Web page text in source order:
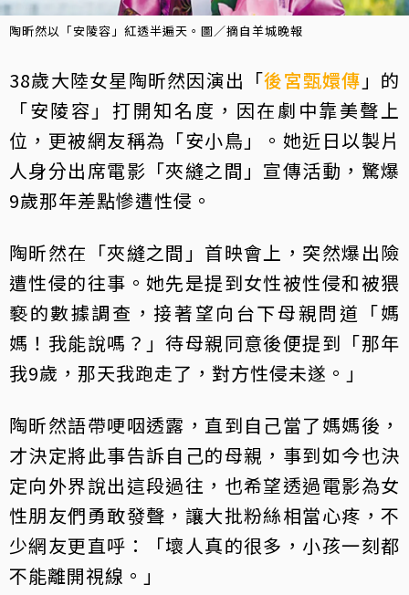
陶昕然以「安陵容」紅透半遍天。圖／摘自羊城晚報
38歲大陸女星陶昕然因演出「後宮甄嬛傳 」的
「安陵容」打開知名度，因在劇中靠美聲上
位，更被網友稱為「安小鳥」。她近日以製片
人身分出席電影「夾縫之間」宣傳活動，驚爆
9歲那年差點慘遭性侵。
陶昕然在「夾縫之間」首映會上，突然爆出險
遭性侵的往事。她先是提到女性被性侵和被猥
褻的數據調查，接著望向台下母親問道「媽
媽！我能說嗎？」待母親同意後便提到「那年
我9歲，那天我跑走了，對方性侵未遂。」
陶昕然語帶哽咽透露，直到自己當了媽媽後，
才決定將此事告訴自己的母親，事到如今也決
定向外界說出這段過往，也希望透過電影為女
性朋友們勇敢發聲，讓大批粉絲相當心疼，不
少網友更直呼：「壞人真的很多，小孩一刻都
不能離開視線。」